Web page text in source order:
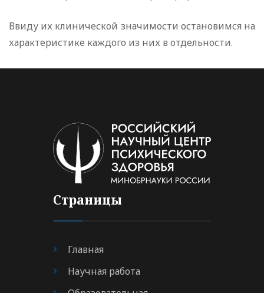
Ввиду их клинической значимости остановимся на
характеристике каждого из них в отдельности.
Страницы
Главная
Научная работа